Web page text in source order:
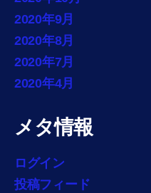
2020年9月
2020年8月
2020年7月
2020年4月
メタ情報
ログイン
投稿フィード